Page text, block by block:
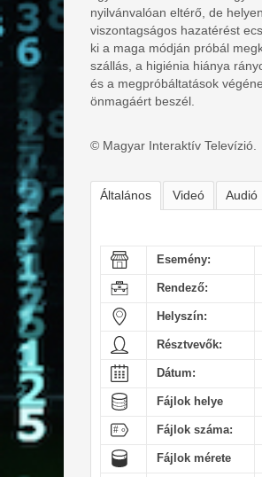
nyilvánvalóan eltérő, de
viszontagságos hazatérést
ki a maga módján próbál
szállás, a higiénia hiánya
és a megpróbáltatások
önmagáért beszél.
© Magyar Interaktív Televízió.
Általános Videó Audió
Esemény:
Rendező:
Helyszín:
Résztvevők:
Dátum:
Fájlok helye
Fájlok száma:
Fájlok mérete